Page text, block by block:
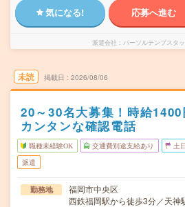
気になる! 応募へ進む
派遣会社 パーソルテンプスタ
未読 掲載日 2026/08/06
20～30名大募集！時給
カンタンな確認電話
職種未経験OK 交通費別途支給あり 土
派遣
勤務地
福岡市中央区
西鉄福岡駅から徒歩3分／天神